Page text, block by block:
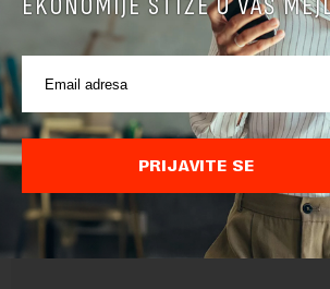
Pre slanja komentara, molimo vas da se
pravilima komentarisanja i pravilima
Sajt je zaštićen pomocu reCaptcha i
Privatnosti
Google Uslovi Korišćenja su
PRIJAVITE SE